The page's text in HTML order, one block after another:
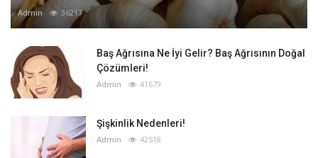
Admin 36217
Baş Ağrısına Ne İyi Gelir? Baş Ağrısının Doğal
Çözümleri!
Admin 41679
Şişkinlik Nedenleri!
Admin 42518